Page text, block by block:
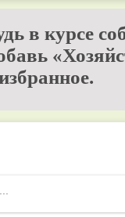
в курсе